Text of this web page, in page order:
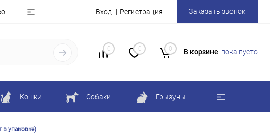
Вход Регистрация Заказать звонок
0 0 0 В корзине пока пусто
Кошки Собаки Грызуны
упаковке)